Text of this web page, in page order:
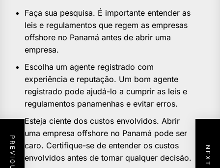
Faça sua pesquisa. É importante entender as
leis e regulamentos que regem as empresas
offshore no Panamá antes de abrir uma
empresa.
Escolha um agente registrado com
experiência e reputação. Um bom agente
registrado pode ajudá-lo a cumprir as leis e
regulamentos panamenhas e evitar erros.
Esteja ciente dos custos envolvidos. Abrir
uma empresa offshore no Panamá pode ser
caro. Certifique-se de entender os custos
envolvidos antes de tomar qualquer decisão.